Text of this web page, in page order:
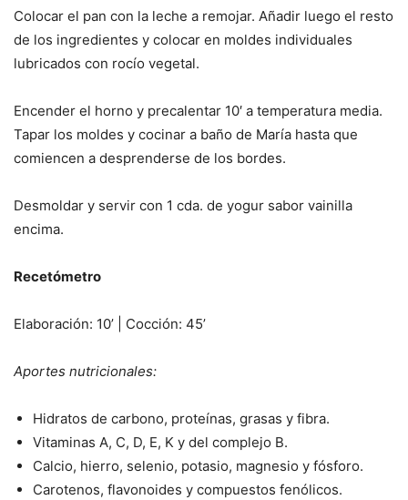
Colocar el pan con la leche a remojar. Añadir luego el resto
de los ingredientes y colocar en moldes individuales
lubricados con rocío vegetal.
Encender el horno y precalentar 10′ a temperatura media.
Tapar los moldes y cocinar a baño de María hasta que
comiencen a desprenderse de los bordes.
Desmoldar y servir con 1 cda. de yogur sabor vainilla
encima.
Recetómetro
Elaboración: 10’ | Cocción: 45’
Aportes nutricionales:
Hidratos de carbono, proteínas, grasas y fibra.
Vitaminas A, C, D, E, K y del complejo B.
Calcio, hierro, selenio, potasio, magnesio y fósforo.
Carotenos, flavonoides y compuestos fenólicos.